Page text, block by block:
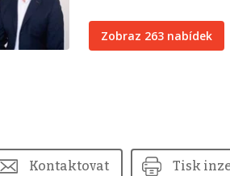
Zobraz 263 nabídek
Kontaktovat Tisk